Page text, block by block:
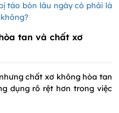
táo bón lâu ngày có phải là
tan và chất xơ
chất xơ không hòa tan
dụng rõ rệt hơn trong việc